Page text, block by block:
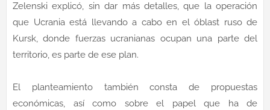
Zelenski explicó, sin dar más detalles, que la operación
que Ucrania está llevando a cabo en el óblast ruso de
Kursk, donde fuerzas ucranianas ocupan una parte del
territorio, es parte de ese plan.
El planteamiento también consta de propuestas
económicas, así como sobre el papel que ha de